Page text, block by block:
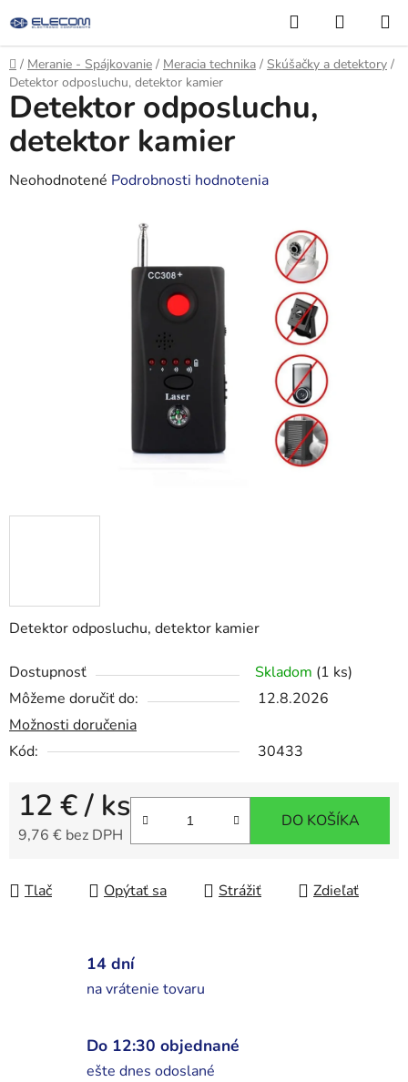
na
obsah
Hľadať
KOŠÍK
Domov
/ Meranie - Spájkovanie / Meracia technika / Skúšačky a detektory /
Detektor odposluchu, detektor kamier
Detektor odposluchu, detektor kamier
Dostupnosť Skladom (1 ks)
Môžeme doručiť do:
12.8.2026
Možnosti doručenia
Kód:
30433
12 €/ ks
9,76 € bez DPH
DO KOŠÍKA
Tlač Opýtať sa Strážiť Zdieľať
Detektor odposluchu,
detektor kamier
Priemerné
Neohodnotené Podrobnosti hodnotenia
14 dní
na vrátenie tovaru
Do 12:30 objednané
ešte dnes odoslané